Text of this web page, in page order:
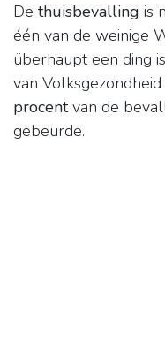
De thuisbevalling is
één van de weinige
überhaupt een ding
van
procentvan de
gebeurde.